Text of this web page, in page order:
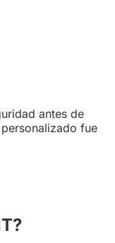
antes de
fue